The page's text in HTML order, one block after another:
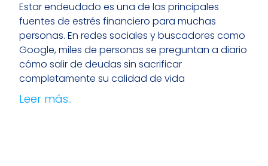
Estar endeudado es una de las principales
fuentes de estrés financiero para muchas
personas. En redes sociales y buscadores como
Google, miles de personas se preguntan a diario
cómo salir de deudas sin sacrificar
completamente su calidad de vida
Leer más..